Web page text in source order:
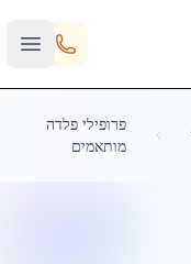
פרופילי פלדה
מותאמים